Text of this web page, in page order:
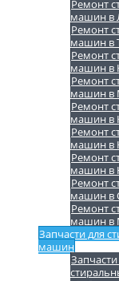
Ремонт
машин в
Ремонт
машин в
Ремонт
машин в
Ремонт
машин в
Ремонт
машин в
Ремонт
машин в
Ремонт
машин в
Ремонт
машин в
Ремонт
машин в
Запчасти для
машин
Запчасти